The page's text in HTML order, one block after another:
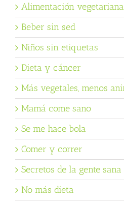
Alimentación
Beber sin sed
Niños sin etiquetas
Dieta y cáncer
Más vegetales, menos
Mamá come sano
Se me hace bola
Comer y correr
Secretos de la gente sana
No más dieta